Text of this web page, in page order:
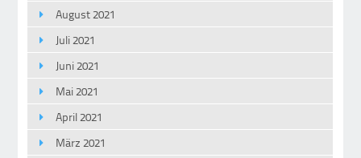
August 2021
Juli 2021
Juni 2021
Mai 2021
April 2021
März 2021